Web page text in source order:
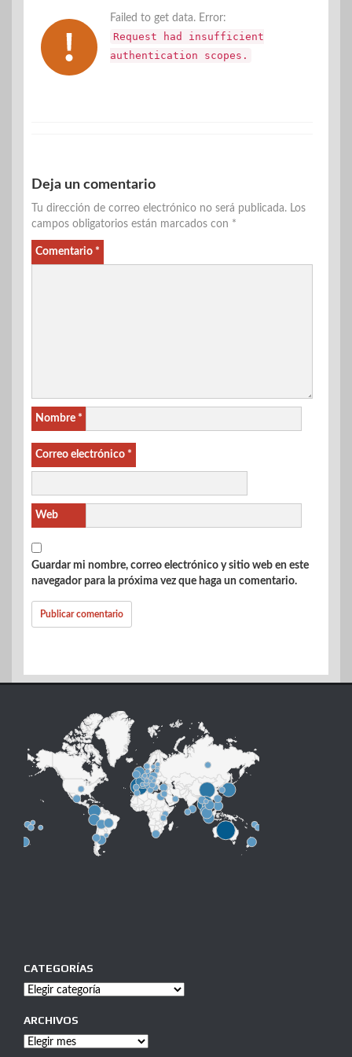
Failed to get data. Error:
Request had insufficient
authentication scopes.
Deja un comentario
Tu dirección de correo electrónico no será publicada. Los
campos obligatorios están marcados con *
Comentario *
Nombre *
Correo electrónico *
Web
Guardar mi nombre, correo electrónico y sitio web en este
navegador para la próxima vez que haga un comentario.
CATEGORÍAS
Categorías
ARCHIVOS
Archivos